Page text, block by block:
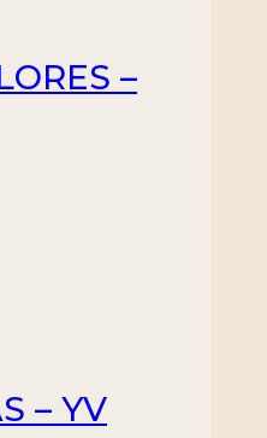
–
– YV